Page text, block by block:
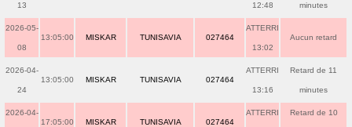
13 12:48 minutes
2026-05-
08
13:05:00 MISKAR TUNISAVIA 027464
ATTERRI
13:02
Aucun retard
2026-04-
24
13:05:00 MISKAR TUNISAVIA 027464
ATTERRI
13:16
Retard de 11
minutes
2026-04-
17:05:00 MISKAR TUNISAVIA 027464
ATTERRI Retard de 10